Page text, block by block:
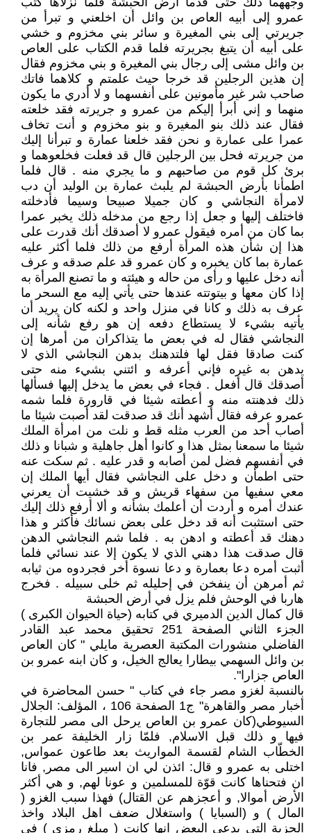
عمرو إلى أبيه العاص بن وائل أن اخلعني و تبرأ من
جريرتي إلى بني المغيرة و سائر بني مخزوم و خشي
على أبيه أن يتبغ بجريرته فلما قدم الكتاب على العاص
بن وائل مشى إلى رجال بني المغيرة و بني مخزوم فقال
إن هذين الرجلين قد خرجا حيث علمتم و كلاهما فاتك
صاحب شر غير مأمونين على أنفسهما و لا أدري ما يكون
منهما و إني أبرأ إليكم من عمرو و جريرته فقد خلعته
فقال عند ذلك بنو المغيرة و بنو مخزوم و أنت تخاف
عمرا على عمارة و نحن فقد خلعنا عمارة و تبرأنا إليك
من جريرته فحل بين الرجلين قال قد فعلت فخلعوهما و
برئ كل قوم من صاحبهم و ما يجري منه . قال فلما
اطمأنا بأرض الحبشة لم يلبث عمارة بن الوليد أن دب
لامرأة النجاشي و كان جميلا صبيحا وسيما فأدخلته
فاختلف إليها و جعل إذا رجع من مدخله ذلك يخبر عمرا
بما كان من أمره فيقول عمرو لا أصدقك أنك قدرت على
هذا إن شأن هذه المرأة أرفع من ذلك فلما أكثر عليه
عمارة بما كان يخبره و كان عمرو قد علم صدقه و عرف
أنه دخل عليها و رأى من حاله و هيئته و ما تصنع المرأة به
إذا كان معها و بيتوتته عندها حتى يأتي إليه مع السحر ما
عرف به ذلك و كانا في منزل واحد و لكنه كان يريد أن
يأتيه بشي‏ء لا يستطاع دفعه إن هو رفع شأنه إلى
النجاشي فقال له في بعض ما يتذاكران من أمرها إن
كنت صادقا فقل لها فلتدهنك بدهن النجاشي الذي لا
يدهن به غيره فإني أعرفه و ائتني بشي‏ء منه حتى
أصدقك قال أفعل . فجاء في بعض ما يدخل إليها فسألها
ذلك فدهنته منه و أعطته شيئا في قارورة فلما شمه
عمرو عرفه فقال أشهد أنك قد صدقت لقد أصبت شيئا ما
أصاب أحد من العرب مثله قط و نلت من امرأة الملك
شيئا ما سمعنا بمثل هذا و كانوا أهل جاهلية و شبانا و ذلك
في أنفسهم فضل لمن أصابه و قدر عليه . ثم سكت عنه
حتى اطمأن و دخل على النجاشي فقال أيها الملك إن
معي سفيها من سفهاء قريش و قد خشيت أن يعرني
عندك أمره و أردت أن أعلمك بشأنه و ألا أرفع ذلك إليك
حتى استثبت أنه قد دخل على بعض نسائك فأكثر و هذا
دهنك قد أعطته و ادهن به . فلما شم النجاشي الدهن
قال صدقت هذا دهني الذي لا يكون إلا عند نسائي فلما
أثبت أمره دعا بعمارة و دعا نسوة أخر فجردوه من ثيابه
ثم أمرهن أن ينفخن في إحليله ثم خلى سبيله . فخرج
هاربا في الوحش فلم يزل في أرض الحبشة
قال كمال الدين الدميري في كتابه (حياة الحيوان الكبرى )
الجزء الثاني الصفحة 251 تحقيق محمد عبد القادر
الفاضلي منشورات المكتبة العصرية مايلي " كان العاص‌
بن وائل السهمي بيطارا يعالج الخيل، و كان ابنه عمرو بن
العاص جزارا".
بالنسبة لغزو مصر جاء في كتاب " حسن المحاضرة في
أخبار مصر والقاهرة" ج1 الصفحة 106 ، المؤلف: الجلال
السيوطي(كان عمرو بن العاص يرحل الى مصر للتجارة
فيها و ذلك قبل الاسلام, فلمّا زار الخليفة عمر بن
الخطّاب الشام لقسمة المواريث بعد طاعون عمواس,
اختلى به عمرو و قال: ائذن لي ان اسير الى مصر, فانا
ان فتحناها كانت قوّة للمسلمين و عونا لهم, و هي أكثر
الأرض أموالا, و أعجزهم عن القتال) فهذا سبب الغزو (
المال ) و (السبايا ) واستغلال ضعف اهل البلاد واخذ
الجزية التي يدعي البعض انها كانت ( مبلغ رمزي ) في